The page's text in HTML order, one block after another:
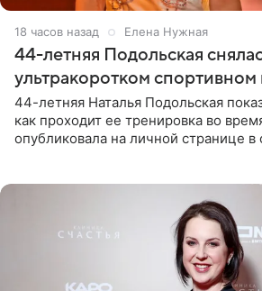
18 часов назад Елена Нужная
44-летняя Подольская
ультракоротком
44-летняя Наталья Подольская
как проходит ее тренировка во
опубликовала на личной странице в